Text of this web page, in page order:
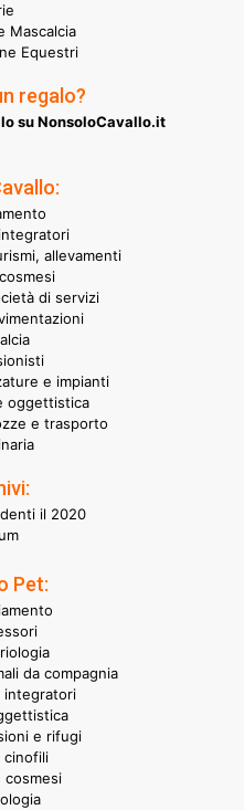
Mascalcia
Equestri
regalo?
su NonsoloCavallo.it
allevamenti
di servizi
e impianti
oggettistica
e trasporto
il 2020
Pet:
da compagnia
integratori
e rifugi
cinofili
cosmesi